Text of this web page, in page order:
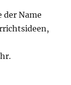
der Name